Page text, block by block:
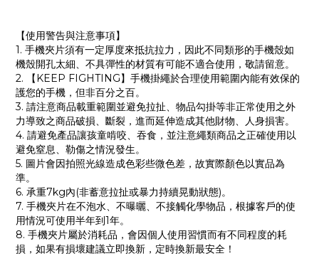
【使用警告與注意事項】
1. 手機夾片須有一定厚度來抵抗拉力，因此不同類形的手機殼如
機殼開孔太細、不具彈性的材質有可能不適合使用，敬請留意。
2. 【KEEP FIGHTING】手機掛繩於合理使用範圍內能有效保的
護您的手機，但非百分之百。
3. 請注意商品載重範圍並避免拉扯、物品勾掛等非正常使用之外
力導致之商品破損、斷裂，進而延伸造成其他財物、人身損害。
4. 請避免產品讓孩童啃咬、吞食，並注意繩類商品之正確使用以
避免窒息、勒傷之情況發生。
5. 圖片會因拍照光線造成色彩些微色差，故實際顏色以實品為
準。
6. 承重7kg內(非蓄意拉扯或暴力持續晃動狀態)。
7. 手機夾片在不泡水、不曝曬、不接觸化學物品，根據客戶的使
用情況可使用半年到1年。
8. 手機夾片屬於消耗品，會因個人使用習慣而有不同程度的耗
損，如果有損壞建議立即換新，定時換新最安全！